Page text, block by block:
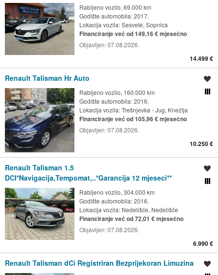
Rabljeno vozilo, 69.000 km
Godište automobila: 2017.
Lokacija vozila:Sesvete, Sopnica
Financiranje već od 149,16 € mjesečno
Objavljen:07.08.2026.
14.499 €
Renault Talisman Hr Auto
Rabljeno vozilo, 160.000 km
Godište automobila: 2016.
Lokacija vozila:Trešnjevka - Jug, Knežija
Financiranje već od 105,96 € mjesečno
Objavljen:07.08.2026.
10.250 €
Renault Talisman 1.5
DCI*Navigacija,Tempomat,..*Garancija 12 mjeseci**
Rabljeno vozilo, 304.000 km
Godište automobila: 2016.
Lokacija vozila: Nedelišće, Nedelišće
Financiranje već od 72,01 € mjesečno
Objavljen:07.08.2026.
6.990 €
Renault Talisman dCi Registriran Bezprijekoran Limuzina